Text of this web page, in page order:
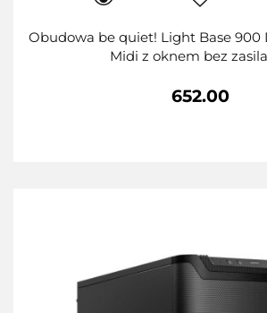
Obudowa be quiet! Light Base 900
Midi z oknem bez
652.00